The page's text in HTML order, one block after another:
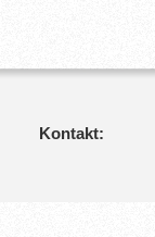
Kontakt: